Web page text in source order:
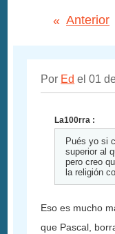
« Anterior
Por Ed el 01
La100rra :
Pués yo si
superior al
pero creo
la religión
Eso es mucho
que Pascal,